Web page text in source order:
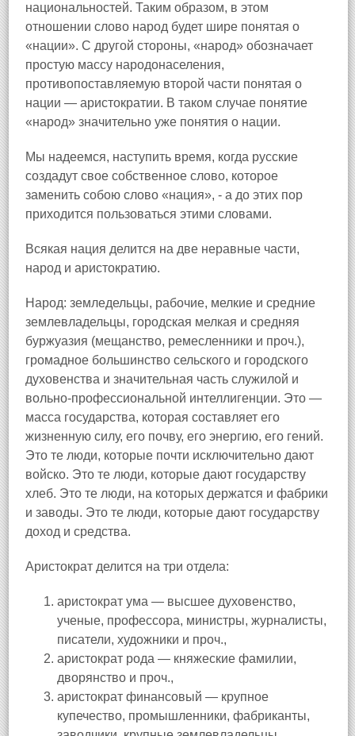
национальностей. Таким образом, в этом
отношении слово народ будет шире понятая о
«нации». С другой стороны, «народ» обозначает
простую массу народонаселения,
противопоставляемую второй части понятая о
нации — аристократии. В таком случае понятие
«народ» значительно уже понятия о нации.
Мы надеемся, наступить время, когда русские
создадут свое собственное слово, которое
заменить собою слово «нация», - а до этих пор
приходится пользоваться этими словами.
Всякая нация делится на две неравные части,
народ и аристократию.
Народ: земледельцы, рабочие, мелкие и средние
землевладельцы, городская мелкая и средняя
буржуазия (мещанство, ремесленники и проч.),
громадное большинство сельского и городского
духовенства и значительная часть служилой и
вольно-профессиональной интеллигенции. Это —
масса государства, которая составляет его
жизненную силу, его почву, его энергию, его гений.
Это те люди, которые почти исключительно дают
войско. Это те люди, которые дают государству
хлеб. Это те люди, на которых держатся и фабрики
и заводы. Это те люди, которые дают государству
доход и средства.
Аристократ делится на три отдела:
аристократ ума — высшее духовенство,
ученые, профессора, министры, журналисты,
писатели, художники и проч.,
аристократ рода — княжеские фамилии,
дворянство и проч.,
аристократ финансовый — крупное
купечество, промышленники, фабриканты,